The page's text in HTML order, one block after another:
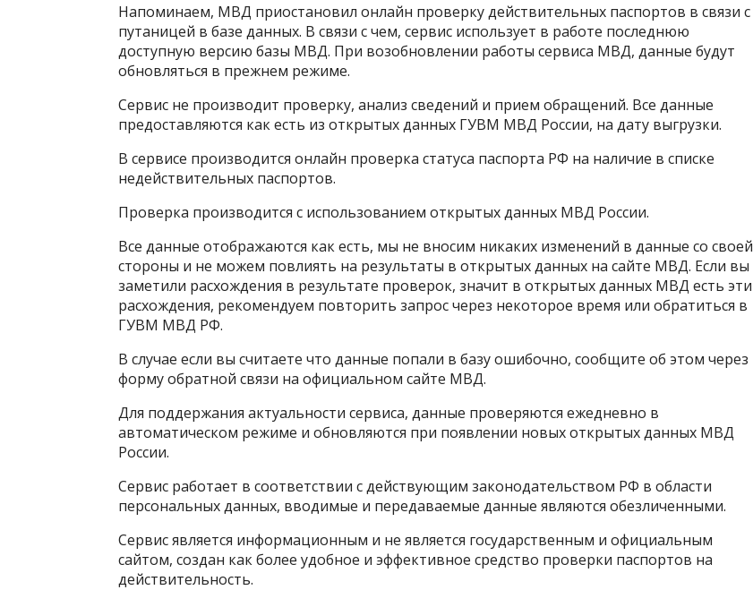
Напоминаем, МВД приостановил онлайн проверку действительных паспортов в связи с
путаницей в базе данных. В связи с чем, сервис использует в работе последнюю
доступную версию базы МВД. При возобновлении работы сервиса МВД, данные будут
обновляться в прежнем режиме.
Сервис не производит проверку, анализ сведений и прием обращений. Все данные
предоставляются как есть из открытых данных ГУВМ МВД России, на дату выгрузки.
В сервисе производится онлайн проверка статуса паспорта РФ на наличие в списке
недействительных паспортов.
Проверка производится с использованием открытых данных МВД России.
Все данные отображаются как есть, мы не вносим никаких изменений в данные со своей
стороны и не можем повлиять на результаты в открытых данных на сайте МВД. Если вы
заметили расхождения в результате проверок, значит в открытых данных МВД есть эти
расхождения, рекомендуем повторить запрос через некоторое время или обратиться в
ГУВМ МВД РФ.
В случае если вы считаете что данные попали в базу ошибочно, сообщите об этом через
форму обратной связи на официальном сайте МВД.
Для поддержания актуальности сервиса, данные проверяются ежедневно в
автоматическом режиме и обновляются при появлении новых открытых данных МВД
России.
Сервис работает в соответствии с действующим законодательством РФ в области
персональных данных, вводимые и передаваемые данные являются обезличенными.
Сервис является информационным и не является государственным и официальным
сайтом, создан как более удобное и эффективное средство проверки паспортов на
действительность.